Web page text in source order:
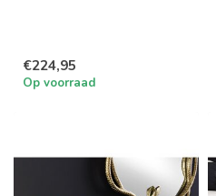
€224,95
Op voorraad